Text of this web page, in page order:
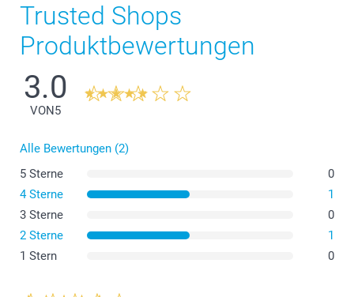
Bitte waschen Sie die Socken auf links bei niedriger
Temperatur und im Schonwaschgang. Wir empfehlen
eine Wäsche bei 30 Grad Celsius.
Nutzen Sie mildes Waschmittel und vermeiden Sie
Bleichmittel und Weichspüler.
Trusted Shops
Produktbewertungen
3.0
VON5
Alle Bewertungen (2)
5 Sterne
0
4 Sterne
1
3 Sterne
0
2 Sterne
1
1 Stern
0